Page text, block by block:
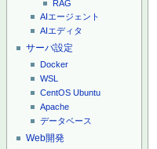
RAG
AIエージェント
AIエディタ
サーバ設定
Docker
WSL
CentOS Ubuntu
Apache
データベース
Web開発